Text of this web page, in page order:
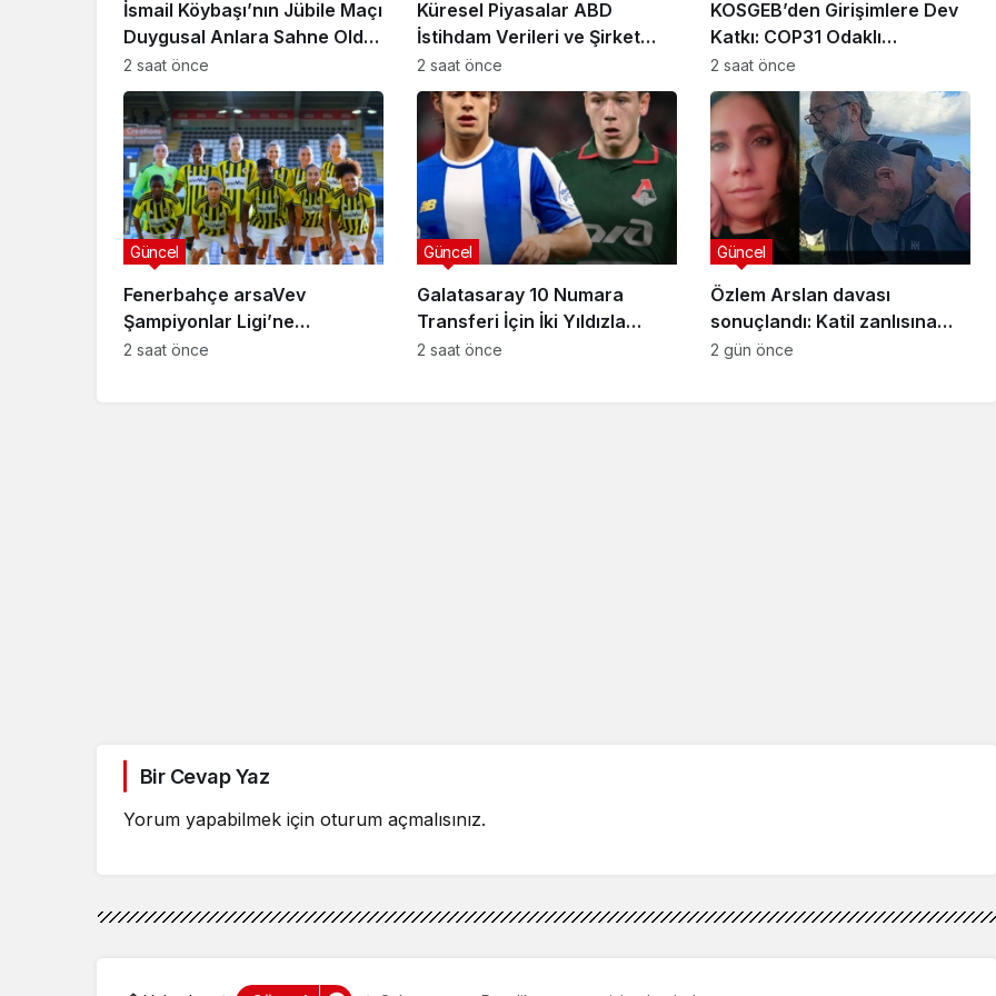
İsmail Köybaşı’nın Jübile Maçı
Duygusal Anlara Sahne Oldu:
Göztepe Trabzonspor’u
Devirdi
2 saat önce
Küresel Piyasalar ABD
İstihdam Verileri ve Şirket
Bilançolarıyla Hareketlendi
2 saat önce
KOSGEB’den Girişimlere Dev
Katkı: COP31 Odaklı
Hızlandırma Desteği
Başvuruları Başladı
2 saat önce
Fenerbahçe arsaVev
Şampiyonlar Ligi’ne
Penaltılarla Veda Etti
Güncel
2 saat önce
Galatasaray 10 Numara
Transferi İçin İki Yıldızla
Anlaşma Sağladı
Güncel
2 saat önce
Özlem Arslan davası
sonuçlandı: Katil zanlısına
indirimsiz ağırlaştırılmış
Güncel
2 gün önce
Bir Cevap Yaz
Yorum yapabilmek için oturum açmalısınız.
İsmail Köybaşı’nın Jübile
Güncel